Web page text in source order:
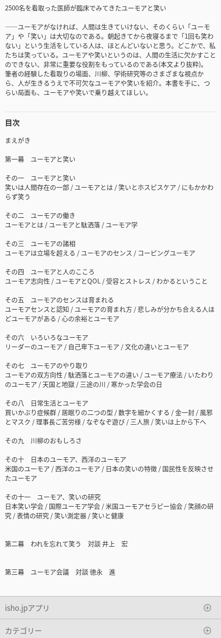
2500名を看取った医師が臨床でみてきたユーモアと笑い
――ユーモアがなければ、人間は生きていけない、そのくらい「ユーモ
ア」や「笑い」は大切なのである。朝起きてから夜寝るまで「1回も笑わ
ない」という生活をしている人は、ほとんどいないと思う。どこかで、私
たちは笑っている。ユーモアや笑いというのは、人間の生活に欠かすこと
のできない、非常に重要な役割をもっているのである(本文より抜粋)。
筆者の経験した看取りの場面、川柳、学術研究等のさまざまな視点か
ら、人が生きるうえで不可欠なユーモアや笑いを紹介。本書を手に、つ
らい局面も、ユーモアや笑いで乗り越えてほしい。
目次
まえがき
第一幕 ユーモアと笑い
その一 ユーモアと笑い
笑いは人間存在の一部 / ユーモアとは / 笑いとホスピスケア / にもかかわ
らず笑う
その二 ユーモアの働き
ユーモアとは / ユーモアと駄洒落 / ユーモア学
その三 ユーモアの諸相
ユーモアは立場を超える / ユーモアのセンス / コーピングユーモア
その四 ユーモアと人のこころ
ユーモア志向性 / ユーモアとQOL / 受容とストレス / わかるということ
その五 ユーモアのセンスは育まれる
ユーモアセンスと認知 / ユーモアの育まれ方 / 悲しみが分かち合える人ほ
どユーモアがある / 心の余裕とユーモア
その六 いろいろなユーモア
リーダーのユーモア / 自己卑下ユーモア / 文化の違いとユーモア
その七 ユーモアのやり取り
ユーモアの双方向性 / 駄洒落とユーモアの違い / ユーモア療法 / いたわり
のユーモア / 天国と地獄 / 三途の川 / 寒かった学会の日
その八 日常生活とユーモア
買いかぶり症候群 / 居眠りの二つの型 / 数字を細かくする / 金一封 / 風邪
とマスク / 理事長ご苦労様 / なぞなぞ遊び / 三人旅 / 笑いは上から下へ
その九 川柳のおもしろさ
その十 日本のユーモア、西洋のユーモア
米国のユーモア / 西洋のユーモア / 日本の笑いの特徴 / 国民性を反映させ
たユーモア
その十一 ユーモア、笑いの研究
日本笑い学会 / 国際ユーモア学会 / 米国ユーモアセラピー協会 / 笑顔の研
究 / 表情の研究 / 笑い測定器 / 笑いと健康
第二幕 われを忘れて笑う 対談 井上 宏
第三幕 ユーモア会議 対談 徳永 進
isho.jpアプリ
カテゴリー